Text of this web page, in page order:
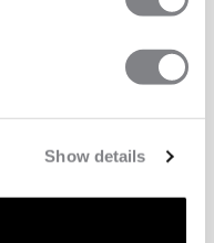
Show details